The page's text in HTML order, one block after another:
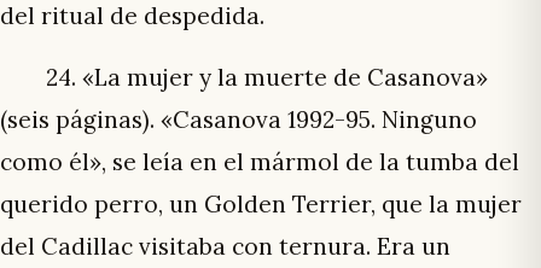
del ritual de despedida.
24. «La mujer y la muerte de Casanova»
(seis páginas). «Casanova 1992-95. Ninguno
como él», se leía en el mármol de la tumba del
querido perro, un Golden Terrier, que la mujer
del Cadillac visitaba con ternura. Era un